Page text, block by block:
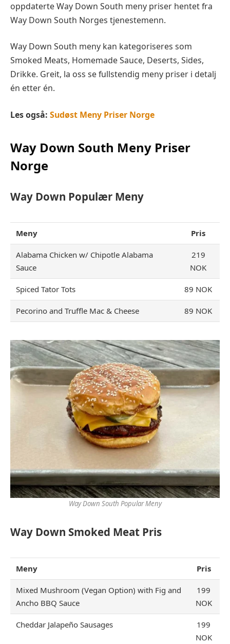
oppdaterte Way Down South meny priser hentet fra
Way Down South Norges tjenestemenn.
Way Down South meny kan kategoriseres som
Smoked Meats, Homemade Sauce, Deserts, Sides,
Drikke. Greit, la oss se fullstendig meny priser i detalj
én etter én.
Les også: Sudøst Meny Priser Norge
Way Down South Meny Priser
Norge
Way Down Populær Meny
Meny Pris
Alabama Chicken w/ Chipotle Alabama
Sauce
219
NOK
Spiced Tator Tots 89 NOK
Pecorino and Truffle Mac & Cheese 89 NOK
Way Down South Popular Meny
Way Down Smoked Meat Pris
Meny Pris
Mixed Mushroom (Vegan Option) with Fig and
Ancho BBQ Sauce
199
NOK
Cheddar Jalapeño Sausages
199
NOK